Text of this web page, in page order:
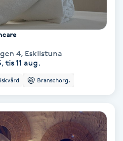
4, Eskilstuna
tis 11 aug.
Branschorg.